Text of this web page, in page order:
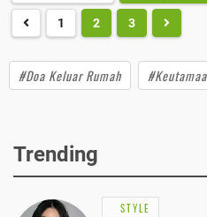
1 2 3
#Doa Keluar Rumah
Trending
STYLE